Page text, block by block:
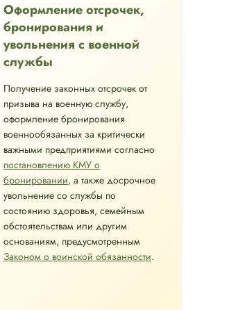
Оформление отсрочек,
бронирования и
увольнения с военной
службы
Получение законных отсрочек от
призыва на военную службу,
оформление бронирования
военнообязанных за критически
важными предприятиями согласно
постановлению КМУ о
бронировании, а также досрочное
увольнение со службы по
состоянию здоровья, семейным
обстоятельствам или другим
основаниям, предусмотренным
Законом о воинской обязанности.